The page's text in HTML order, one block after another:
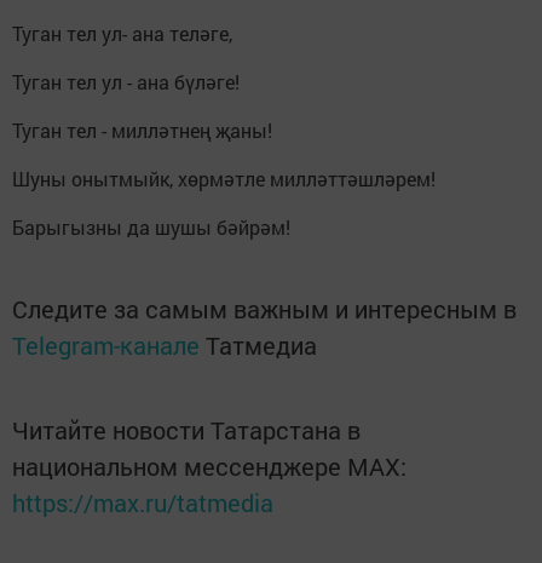
Туган тел ул- ана теләге,
Туган тел ул - ана бүләге!
Туган тел - милләтнең җаны!
Шуны онытмыйк, хөрмәтле милләттәшләрем!
Барыгызны да шушы бәйрәм!
Следите за самым важным и интересным в
Telegram-канале Татмедиа
Читайте новости Татарстана в
национальном мессенджере MАХ:
https://max.ru/tatmedia